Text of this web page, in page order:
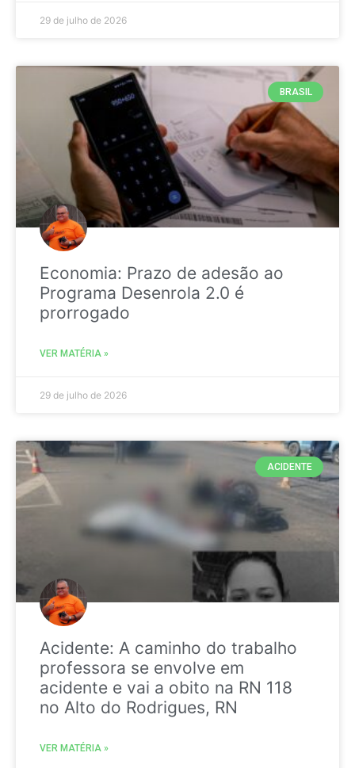
29 de julho de 2026
BRASIL
Economia: Prazo de adesão ao
Programa Desenrola 2.0 é
prorrogado
VER MATÉRIA »
29 de julho de 2026
ACIDENTE
Acidente: A caminho do trabalho
professora se envolve em
acidente e vai a obito na RN 118
no Alto do Rodrigues, RN
VER MATÉRIA »